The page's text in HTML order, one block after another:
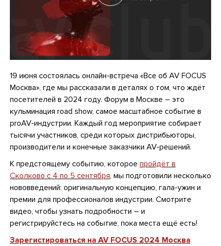
19 июня состоялась онлайн-встреча «Все об AV FOCUS
Москва», где мы рассказали в деталях о том, что ждёт
посетителей в 2024 году. Форум в Москве – это
кульминация road show, самое масштабное событие в
proAV-индустрии. Каждый год мероприятие собирает
тысячи участников, среди которых дистрибьюторы,
производители и конечные заказчики AV-решений.
К предстоящему событию, которое пройдёт в
Сколково с 4 по 5 сентября, мы подготовили несколько
нововведений: оригинальную концепцию, гала-ужин и
премии для профессионалов индустрии. Смотрите
видео, чтобы узнать подробности – и
регистрируйстесь на событие, пока места ещё есть!
Зарегистироваться на AV FOCUS 2024 Москва